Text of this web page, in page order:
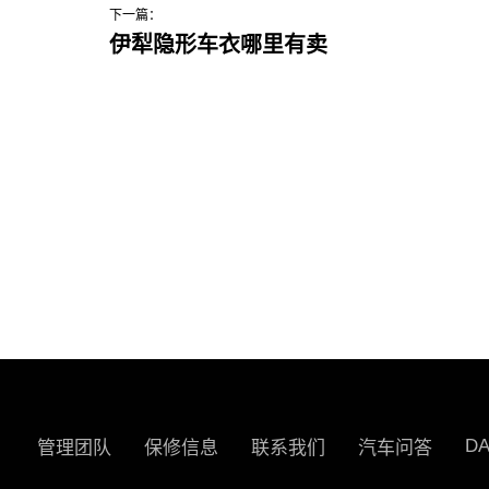
下一篇：
伊犁隐形车衣哪里有卖
管理团队 保修信息 联系我们 汽车问答